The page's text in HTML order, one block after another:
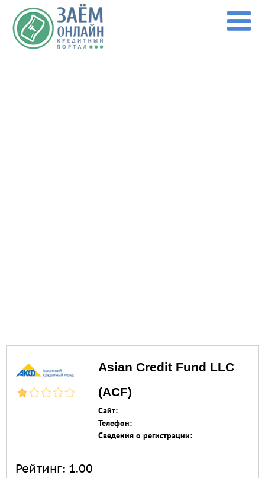
Перейти к основному содержанию
Asian Credit Fund LLC
(ACF)
Сайт:
Телефон:
Сведения о регистрации:
Рейтинг: 1.00